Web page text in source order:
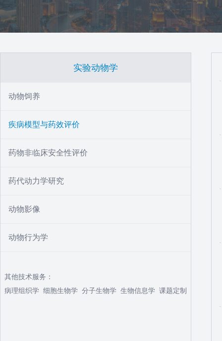
实验动物学
动物饲养
疾病模型与药效评价
药物非临床安全性评价
药代动力学研究
动物影像
动物行为学
其他技术服务：
病理组织学 细胞生物学 分子生物学 生物信息学 课题定制